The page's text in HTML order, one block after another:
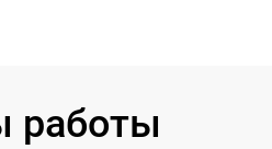
работы